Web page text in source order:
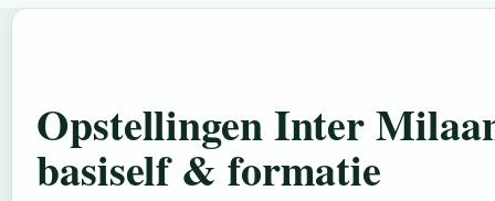
Opstellingen Inter
basiself & formatie